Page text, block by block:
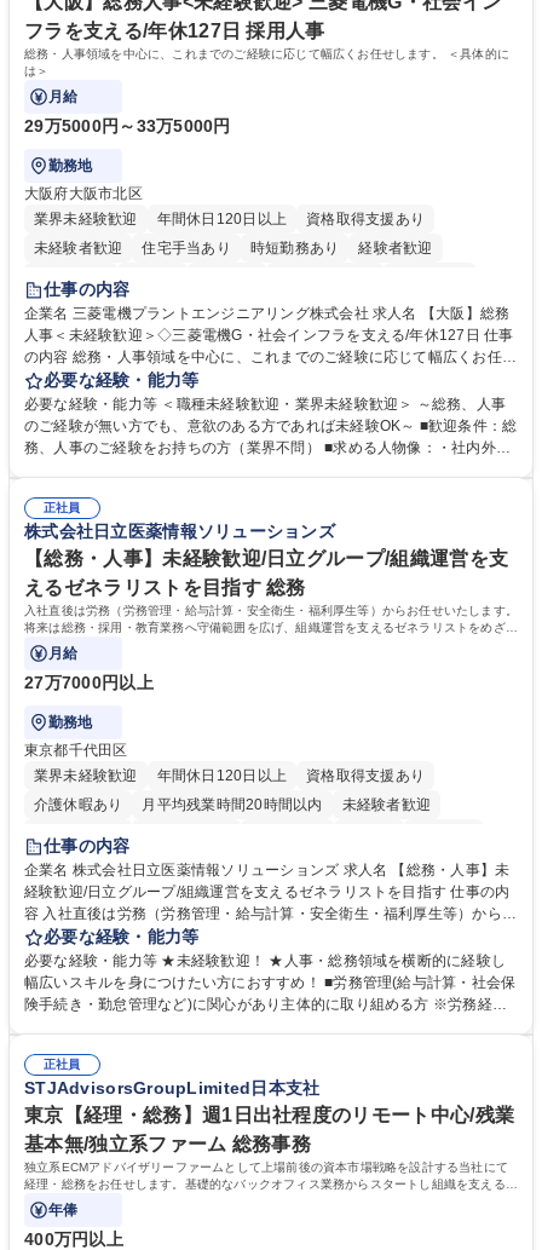
務の持ち帰りも禁止されており、メリハリのある働き方となります。 学
歴・資格 学歴：大学院 大学 高専 短大 語学力： 資格：
フラを支える/年休127日 採用人事
総務・人事領域を中心に、これまでのご経験に応じて幅広くお任せします。 ＜具体的に
は＞
月給
29万5000円～33万5000円
勤務地
大阪府大阪市北区
業界未経験歓迎
年間休日120日以上
資格取得支援あり
未経験者歓迎
住宅手当あり 時短勤務あり
経験者歓迎
退職金あり
駅近5分以内
土日祝休み 服装自由 寮・社宅あり 食事補助あり
仕事の内容
企業名 三菱電機プラントエンジニアリング株式会社 求人名 【大阪】総務
人事＜未経験歓迎＞◇三菱電機G・社会インフラを支える/年休127日 仕事
の内容 総務・人事領域を中心に、これまでのご経験に応じて幅広くお任せ
します。 ＜具体的には＞ ・総務/人事労務（給与・社保・勤怠管理など）
・採用・教育研修 ・福利厚生運用 など ※基本的には事務所勤務ですが、
採用や教育等の業務内容により、関西圏以外への日帰り・宿泊を伴う国内
出張もございます。 ※担当業務を持ちつつ、お互いに助け合いながら、総
必要な経験・能力等
必要な経験・能力等 ＜職種未経験歓迎・業界未経験歓迎＞ ～総務、人事
のご経験が無い方でも、意欲のある方であれば未経験OK～ ■歓迎条件：総
務、人事のご経験をお持ちの方（業界不問） ■求める人物像：・社内外の
正社員
株式会社日立医薬情報ソリューションズ
【総務・人事】未経験歓迎/日立グループ/組織運営を支
えるゼネラリストを目指す 総務
入社直後は労務（労務管理・給与計算・安全衛生・福利厚生等）からお任せいたします。
将来は総務・採用・教育業務へ守備範囲を広げ、組織運営を支えるゼネラリストをめざせ
ます。
月給
27万7000円以上
勤務地
東京都千代田区
業界未経験歓迎
年間休日120日以上
資格取得支援あり
介護休暇あり
月平均残業時間20時間以内
未経験者歓迎
住宅手当あり
育休あり
完全週休2日制 交通費支給 土日祝休み 寮・社宅あり
仕事の内容
企業名 株式会社日立医薬情報ソリューションズ 求人名 【総務・人事】未
経験歓迎/日立グループ/組織運営を支えるゼネラリストを目指す 仕事の内
容 入社直後は労務（労務管理・給与計算・安全衛生・福利厚生等）からお
任せいたします。将来は総務・採用・教育業務へ守備範囲を広げ、組織運
営を支えるゼネラリストをめざせます。 ・初期業務：労働時間管理、給与
計算、社会保険対応、福利厚生管理、安全衛生、健康経営推進等をお任せ
します。ご経験に応じて、休職者管理など、幅広く経験を積んでいただき
幅広く経験を積みたい意欲がある方に最適な環境です。 募集職種 【総
務・人事】未経験歓迎/日立グループ/組織運営を支えるゼネラリストを目
指す
必要な経験・能力等
必要な経験・能力等 ★未経験歓迎！ ★人事・総務領域を横断的に経験し
幅広いスキルを身につけたい方におすすめ！ ■労務管理(給与計算・社会保
険手続き・勤怠管理など)に関心があり主体的に取り組める方 ※労務経験
のご経験 ■労務管理（給与計算・社会保険手続き・勤怠管理など）の経験
■衛生管理者の資格をお持ちの方 学歴・資格 学歴：大学院 大学 高専 短大
専修学校 高校 語学力： 資格：
正社員
STJAdvisorsGroupLimited日本支社
東京【経理・総務】週1日出社程度のリモート中心/残業
基本無/独立系ファーム 総務事務
独立系ECMアドバイザリーファームとして上場前後の資本市場戦略を設計する当社にて
経理・総務をお任せします。基礎的なバックオフィス業務からスタートし組織を支える専
任担当として広く活躍できる環境です。
年俸
400万円以上